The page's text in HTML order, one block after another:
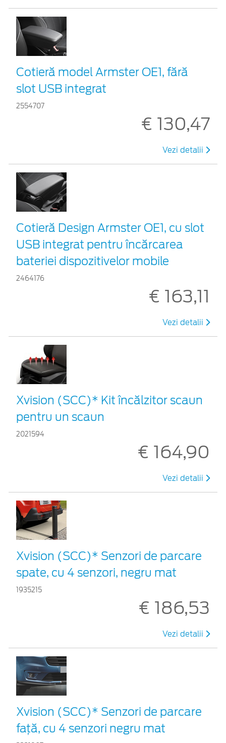
Cotieră model Armster OE1, fără
slot USB integrat
2554707
€ 130,47
Vezi detalii
Cotieră Design Armster OE1, cu slot
USB integrat pentru încărcarea
bateriei dispozitivelor mobile
2464176
€ 163,11
Vezi detalii
Xvision (SCC)* Kit încălzitor scaun
pentru un scaun
2021594
€ 164,90
Vezi detalii
Xvision (SCC)* Senzori de parcare
spate, cu 4 senzori, negru mat
1935215
€ 186,53
Vezi detalii
Xvision (SCC)* Senzori de parcare
față, cu 4 senzori negru mat